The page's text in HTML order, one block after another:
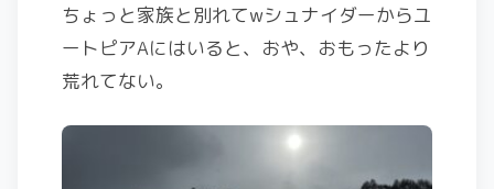
ちょっと家族と別れてwシュナイダーからユ
ートピアAにはいると、おや、おもったより
荒れてない。